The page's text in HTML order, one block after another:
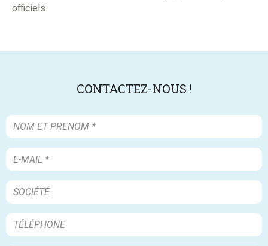
officiels.
CONTACTEZ-NOUS !